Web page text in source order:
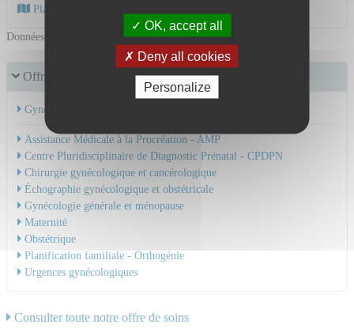
Plan d'accès au CHU
Données mises à jour le 06/04/2023
Offre de soins Mère - Enfant
Gynécologie - Obstétrique - Médecine de la reproduction
Assistance Médicale à la Procréation - AMP
Centre Pluridisciplinaire de Diagnostic Prénatal - CPDPN
Chirurgie gynécologique et cancérologique
Échographie gynécologique et obstétricale
Gynécologie générale et ménopause
Maternité
Obstétrique
Planification familiale - Orthogénie
Urgences gynécologiques
Consulter toute notre offre de soins
OK, accept all
Deny all cookies
Personalize